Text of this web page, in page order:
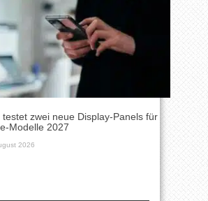
testet zwei neue Display-Panels für
Modelle 2027
2026